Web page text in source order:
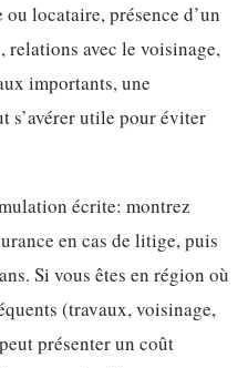
locataire, présence d’un
relations avec le voisinage,
importants, une
s’avérer utile pour éviter
écrite: montrez
en cas de litige, puis
Si vous êtes en région où
(travaux, voisinage,
présenter un coût